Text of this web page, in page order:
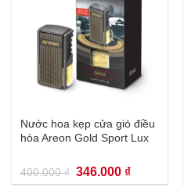
Nước hoa kẹp cửa gió điều
hòa Areon Gold Sport Lux
400.000₫ Giá
gốc
346.000 ₫Giá
hiện